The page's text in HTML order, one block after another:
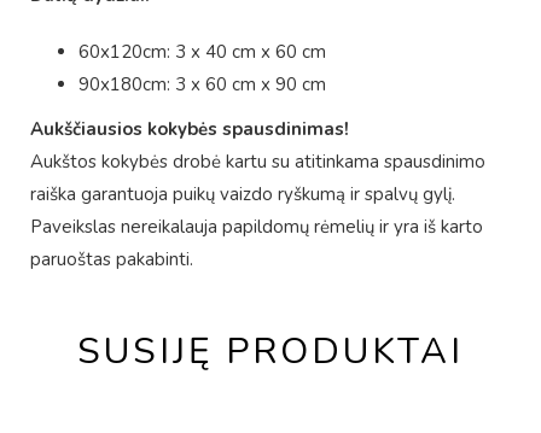
60x120cm: 3 x 40 cm x 60 cm
90x180cm: 3 x 60 cm x 90 cm
Aukščiausios kokybės spausdinimas!
Aukštos kokybės drobė kartu su atitinkama spausdinimo
raiška garantuoja puikų vaizdo ryškumą ir spalvų gylį.
Paveikslas nereikalauja papildomų rėmelių ir yra iš karto
paruoštas pakabinti.
SUSIJĘ PRODUKTAI